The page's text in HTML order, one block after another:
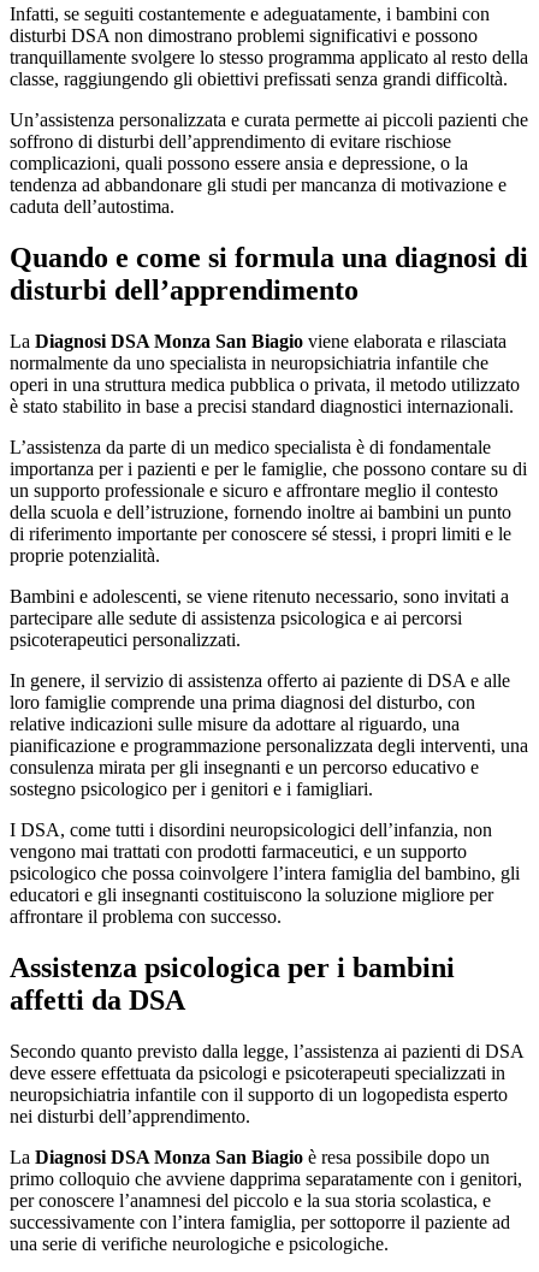
Infatti, se seguiti costantemente e adeguatamente, i bambini con
disturbi DSA non dimostrano problemi significativi e possono
tranquillamente svolgere lo stesso programma applicato al resto della
classe, raggiungendo gli obiettivi prefissati senza grandi difficoltà.
Un’assistenza personalizzata e curata permette ai piccoli pazienti che
soffrono di disturbi dell’apprendimento di evitare rischiose
complicazioni, quali possono essere ansia e depressione, o la
tendenza ad abbandonare gli studi per mancanza di motivazione e
caduta dell’autostima.
Quando e come si formula una diagnosi di
disturbi dell’apprendimento
La Diagnosi DSA Monza San Biagio viene elaborata e rilasciata
normalmente da uno specialista in neuropsichiatria infantile che
operi in una struttura medica pubblica o privata, il metodo utilizzato
è stato stabilito in base a precisi standard diagnostici internazionali.
L’assistenza da parte di un medico specialista è di fondamentale
importanza per i pazienti e per le famiglie, che possono contare su di
un supporto professionale e sicuro e affrontare meglio il contesto
della scuola e dell’istruzione, fornendo inoltre ai bambini un punto
di riferimento importante per conoscere sé stessi, i propri limiti e le
proprie potenzialità.
Bambini e adolescenti, se viene ritenuto necessario, sono invitati a
partecipare alle sedute di assistenza psicologica e ai percorsi
psicoterapeutici personalizzati.
In genere, il servizio di assistenza offerto ai paziente di DSA e alle
loro famiglie comprende una prima diagnosi del disturbo, con
relative indicazioni sulle misure da adottare al riguardo, una
pianificazione e programmazione personalizzata degli interventi, una
consulenza mirata per gli insegnanti e un percorso educativo e
sostegno psicologico per i genitori e i famigliari.
I DSA, come tutti i disordini neuropsicologici dell’infanzia, non
vengono mai trattati con prodotti farmaceutici, e un supporto
psicologico che possa coinvolgere l’intera famiglia del bambino, gli
educatori e gli insegnanti costituiscono la soluzione migliore per
affrontare il problema con successo.
Assistenza psicologica per i bambini
affetti da DSA
Secondo quanto previsto dalla legge, l’assistenza ai pazienti di DSA
deve essere effettuata da psicologi e psicoterapeuti specializzati in
neuropsichiatria infantile con il supporto di un logopedista esperto
nei disturbi dell’apprendimento.
La Diagnosi DSA Monza San Biagio è resa possibile dopo un
primo colloquio che avviene dapprima separatamente con i genitori,
per conoscere l’anamnesi del piccolo e la sua storia scolastica, e
successivamente con l’intera famiglia, per sottoporre il paziente ad
una serie di verifiche neurologiche e psicologiche.